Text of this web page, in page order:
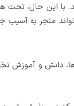
این حال، تحت
منجر به
دانش و آموزش